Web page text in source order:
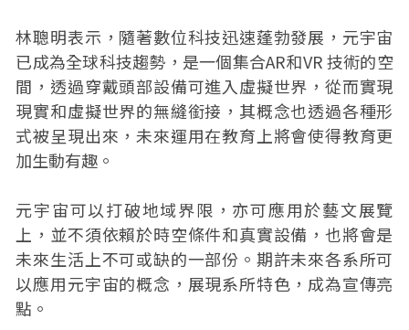
林聰明表示，隨著數位科技迅速蓬勃發展，元宇宙
已成為全球科技趨勢，是一個集合AR和VR 技術的空
間，透過穿戴頭部設備可進入虛擬世界，從而實現
現實和虛擬世界的無縫銜接，其概念也透過各種形
式被呈現出來，未來運用在教育上將會使得教育更
加生動有趣。
元宇宙可以打破地域界限，亦可應用於藝文展覽
上，並不須依賴於時空條件和真實設備，也將會是
未來生活上不可或缺的一部份。期許未來各系所可
以應用元宇宙的概念，展現系所特色，成為宣傳亮
點。